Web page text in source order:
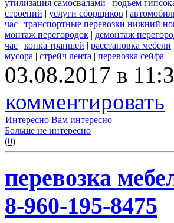
утилизация самосвалами | подъем
строений | услуги сборщиков |
час | транспортные перевозки нижний
монтаж перегородок | демонтаж
час | копка траншей | расстановка мебели
мусора | стрейч лента | перевозка сейфа
03.08.2017 в
комментировать
Интересно Вам интересно
Больше не интересно
(0)
перевозка
8-960-195-8475